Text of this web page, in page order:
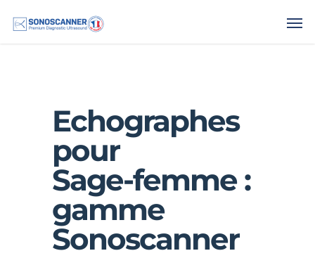
Echographes
pour
Sage-femme :
gamme
Sonoscanner